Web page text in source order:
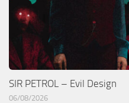
SIR PETROL – Evil Design
06/08/2026